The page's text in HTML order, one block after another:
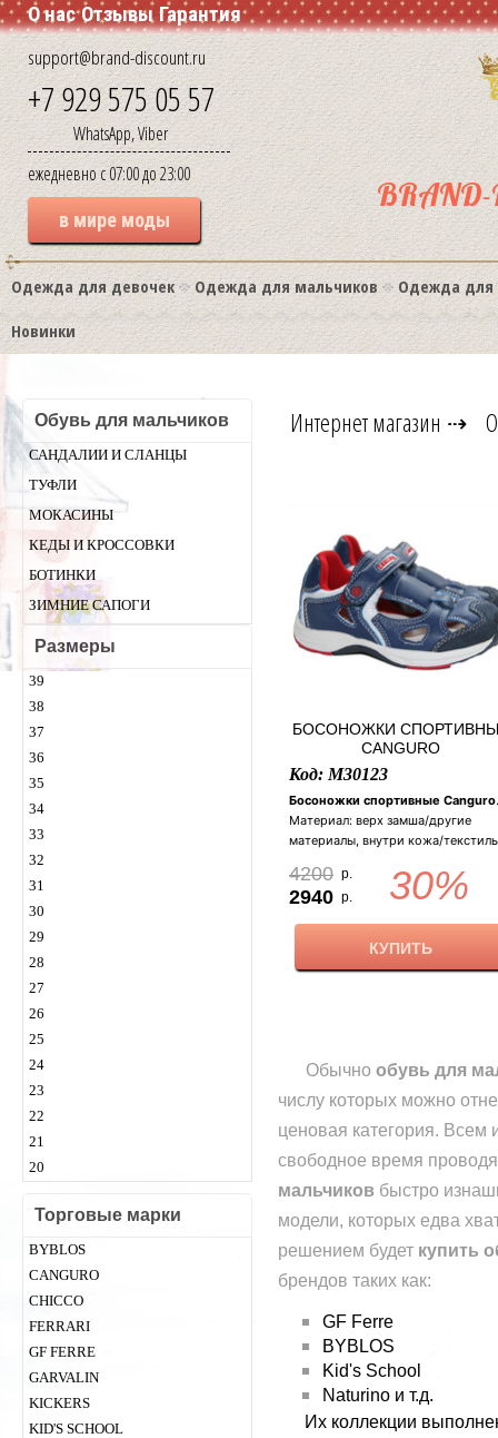
О нас Отзывы Гарантия
support@brand-discount.ru
+7 929 575 05 57
WhatsApp, Viber
ежедневно с 07:00 до 23:00
в мире моды
BRAND-
Одежда для девочек Одежда для мальчиков
Одежда для
Новинки
Обувь для мальчиков
САНДАЛИИ И СЛАНЦЫ
ТУФЛИ
МОКАСИНЫ
КЕДЫ И КРОССОВКИ
БОТИНКИ
ЗИМНИЕ САПОГИ
Размеры
39
38
37
36
35
34
33
32
31
30
29
28
27
26
25
24
23
22
21
20
Торговые марки
BYBLOS
CANGURO
CHICСO
FERRARI
GF FERRE
GARVALIN
KICKERS
KID'S SCHOOL
Интернет магазин ⇢
БОСОНОЖКИ
CANGURO
Код: M30123
Босоножки спортивные Canguro.
Материал: верх замша/другие
материалы, внутри кожа/
Цвет: синий/белый/красный.
26 (16,5 см).
4200 р.
2940 р. 30%
КУПИТЬ
Обычно обувь для
числу которых можно
ценовая категория. Всем
свободное время
мальчиков быстро
модели, которых едва
решением будет купить
брендов таких как:
GF Ferre
BYBLOS
Kid's School
Naturino и т.д.
Их коллекции